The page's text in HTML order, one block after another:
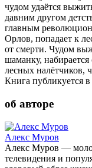
чудом удаётся
давним другом
главным
Орлов, попадает к
от смерти. Чудом
шаманку,
лесных налётчиков,
Книга публикуется
об авторе
Алекс Муров
Алекс Муров —
телевидения и